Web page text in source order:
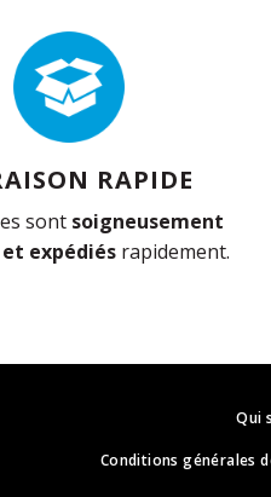
RAPIDE
sont soigneusement
expédiésrapidement.
Qui
Conditions générales